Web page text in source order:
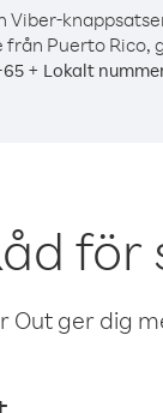
Viber-
från Puerto Rico,
65+ Lokalt
Out ger dig